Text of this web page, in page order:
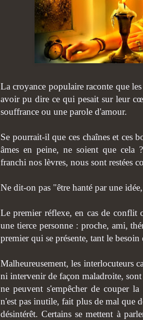
La croyance populaire raconte que
avoir pu dire ce qui pesait sur leur
souffrance ou une parole d'amour.
Se pourrait-il que ces chaînes et ces
âmes en peine, ne soient que cela
franchi nos lèvres, nous sont restées
Ne dit-on pas "être hanté par une
Le premier réflexe, en cas de conflit
une tierce personne : proche, ami,
premier qui se présente, tant le
Malheureusement, les interlocuteurs
ni intervenir de façon maladroite,
ne peuvent s'empêcher de couper
n'est pas inutile, fait plus de mal que
désintérêt. Certains se mettent à